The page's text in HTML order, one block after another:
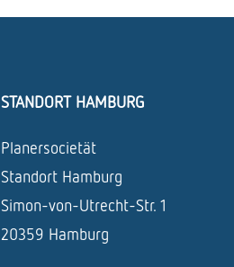
STANDORT HAMBURG
Planersocietät
Standort Hamburg
Simon-von-Utrecht-Str. 1
20359 Hamburg